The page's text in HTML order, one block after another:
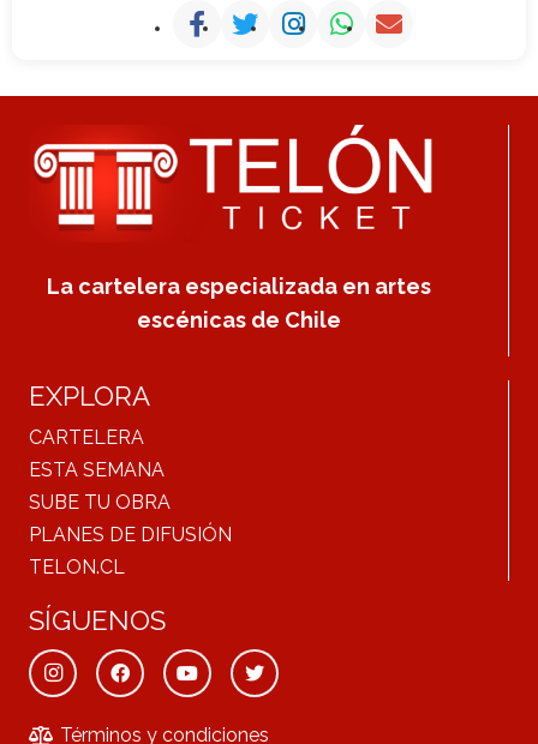
La cartelera especializada en artes
escénicas de Chile
EXPLORA
CARTELERA
ESTA SEMANA
SUBE TU OBRA
PLANES DE DIFUSIÓN
TELON.CL
SÍGUENOS
Términos y condiciones